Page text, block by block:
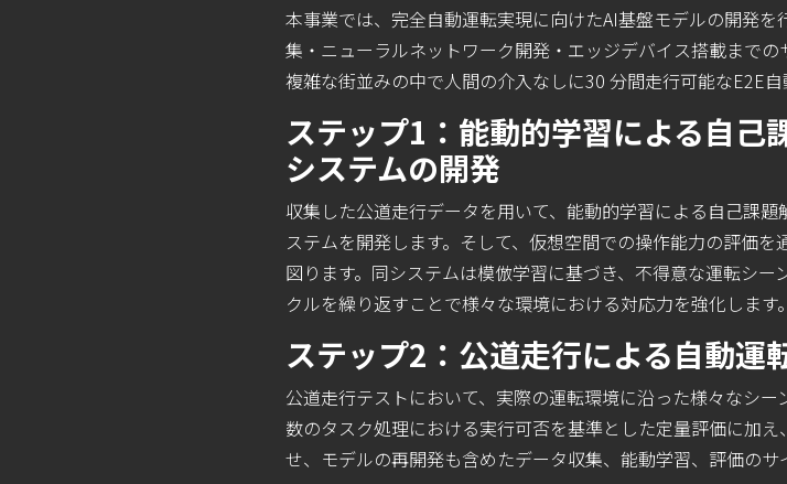
本事業では、完全自動運転実現に向けたAI基盤モデルの開発
集・ニューラルネットワーク開発・エッジデバイス搭載まで
複雑な街並みの中で人間の介入なしに30 分間走行可能なE2E自
ステップ1：能動的学習による自己
システムの開発
収集した公道走行データを用いて、能動的学習による自己課
ステムを開発します。そして、仮想空間での操作能力の評価
図ります。同システムは模倣学習に基づき、不得意な運転シ
クルを繰り返すことで様々な環境における対応力を強化します。
ステップ2：公道走行による自動運
公道走行テストにおいて、実際の運転環境に沿った様々なシ
数のタスク処理における実行可否を基準とした定量評価に加
せ、モデルの再開発も含めたデータ収集、能動学習、評価のサ